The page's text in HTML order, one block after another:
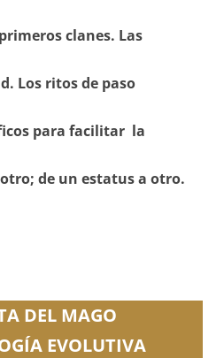
clanes. Las
Los ritos de paso
para facilitar la
de un estatus a otro.
DEL MAGO
EVOLUTIVA